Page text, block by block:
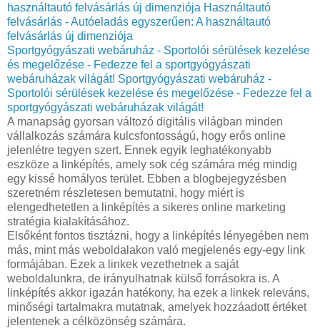
használtautó felvásárlás új dimenziója Használtautó
felvásárlás - Autóeladás egyszerűen: A használtautó
felvásárlás új dimenziója
Sportgyógyászati webáruház - Sportolói sérülések kezelése
és megelőzése - Fedezze fel a sportgyógyászati
webáruházak világát! Sportgyógyászati webáruház -
Sportolói sérülések kezelése és megelőzése - Fedezze fel a
sportgyógyászati webáruházak világát!
A manapság gyorsan változó digitális világban minden
vállalkozás számára kulcsfontosságú, hogy erős online
jelenlétre tegyen szert. Ennek egyik leghatékonyabb
eszköze a linképítés, amely sok cég számára még mindig
egy kissé homályos terület. Ebben a blogbejegyzésben
szeretném részletesen bemutatni, hogy miért is
elengedhetetlen a linképítés a sikeres online marketing
stratégia kialakításához.
Elsőként fontos tisztázni, hogy a linképítés lényegében nem
más, mint más weboldalakon való megjelenés egy-egy link
formájában. Ezek a linkek vezethetnek a saját
weboldalunkra, de irányulhatnak külső forrásokra is. A
linképítés akkor igazán hatékony, ha ezek a linkek releváns,
minőségi tartalmakra mutatnak, amelyek hozzáadott értéket
jelentenek a célközönség számára.